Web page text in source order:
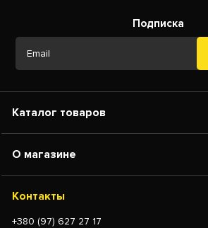
Подписка
Каталог товаров
О магазине
Контакты
+380 (97) 627 27 17